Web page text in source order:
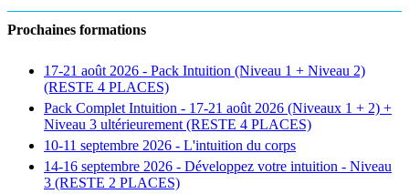
Prochaines formations
17-21 août 2026 - Pack Intuition (Niveau 1 + Niveau 2)
(RESTE 4 PLACES)
Pack Complet Intuition - 17-21 août 2026 (Niveaux 1 + 2) +
Niveau 3 ultérieurement (RESTE 4 PLACES)
10-11 septembre 2026 - L'intuition du corps
14-16 septembre 2026 - Développez votre intuition - Niveau
3 (RESTE 2 PLACES)